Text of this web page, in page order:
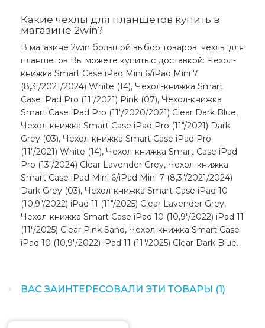
Какие чехлы для планшетов купить в
магазине 2win?
В магазине 2win большой выбор товаров. чехлы для
планшетов Вы можете купить с доставкой: Чехол-
книжка Smart Case iPad Mini 6/iPad Mini 7
(8,3"/2021/2024) White (14), Чехол-книжка Smart
Case iPad Pro (11"/2021) Pink (07), Чехол-книжка
Smart Case iPad Pro (11"/2020/2021) Clear Dark Blue,
Чехол-книжка Smart Case iPad Pro (11"/2021) Dark
Grey (03), Чехол-книжка Smart Case iPad Pro
(11"/2021) White (14), Чехол-книжка Smart Case iPad
Pro (13"/2024) Clear Lavender Grey, Чехол-книжка
Smart Case iPad Mini 6/iPad Mini 7 (8,3"/2021/2024)
Dark Grey (03), Чехол-книжка Smart Case iPad 10
(10,9"/2022) iPad 11 (11"/2025) Clear Lavender Grey,
Чехол-книжка Smart Case iPad 10 (10,9"/2022) iPad 11
(11"/2025) Clear Pink Sand, Чехол-книжка Smart Case
iPad 10 (10,9"/2022) iPad 11 (11"/2025) Clear Dark Blue.
ВАС ЗАИНТЕРЕСОВАЛИ ЭТИ ТОВАРЫ (1)